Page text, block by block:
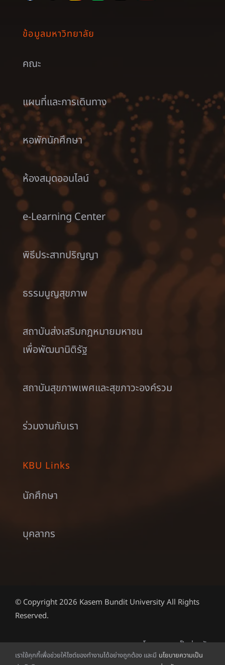
ข้อมูลมหาวิทยาลัย
คณะ
แผนที่และการเดินทาง
หอพักนักศึกษา
ห้องสมุดออนไลน์
e-Learning Center
พิธีประสาทปริญญา
ธรรมนูญสุขภาพ
สถาบันส่งเสริมกฎหมายมหาชน
เพื่อพัฒนานิติรัฐ
สถาบันสุขภาพเพศและสุขภาวะองค์รวม
ร่วมงานกับเรา
KBU Links
นักศึกษา
บุคลากร
© Copyright 2026 Kasem Bundit University All Rights
Reserved.
นโยบายความเป็นส่วนตัว
เราใช้คุกกี้เพื่อช่วยให้ไซต์ของทำงานได้อย่างถูกต้อง และมี นโยบายความเป็น